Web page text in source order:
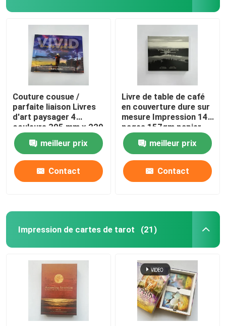
Couture cousue /
parfaite liaison Livres
d'art paysager 4
couleurs 305 mm x 229
mm
meilleur prix
Contact
Livre de table de café
en couverture dure sur
mesure Impression 144
pages 157gm papier
d'art
meilleur prix
Contact
Impression de cartes de tarot (21)